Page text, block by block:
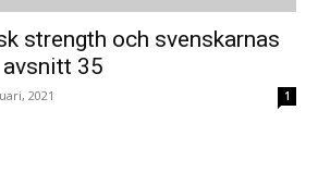
strength och svenskarnas
35
2021 1